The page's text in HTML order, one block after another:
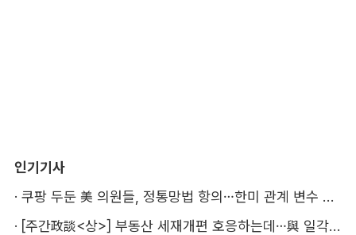
인기기사
·
쿠팡 두둔 美 의원들, 정통망법 항의…한미 관계 변수 될까
·
[주간政談<상>] 부동산 세재개편 호응하는데…與 일각의 속내